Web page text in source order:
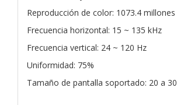
Reproducción de color: 1073.4
Frecuencia horizontal: 15 ~ 135 kHz
Frecuencia vertical: 24 ~ 120 Hz
Uniformidad: 75%
Tamaño de pantalla soportado: 20 a